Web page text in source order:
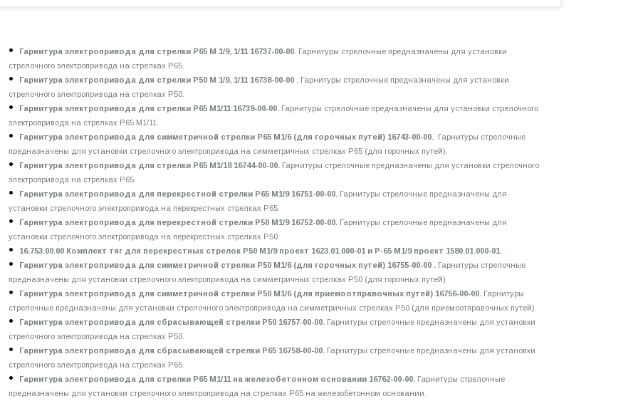
Гарнитура электропривода для стрелки Р65 М 1/9, 1/11 16737-00-00.
Гарнитуры стрелочные предназначены для установки
стрелочного электропривода на стрелках Р65.
Гарнитура электропривода для стрелки Р50 М 1/9, 1/11 16738-00-00 .
Гарнитуры стрелочные предназначены для установки
стрелочного электропривода на стрелках Р50.
Гарнитура электропривода для стрелки Р65 М1/11 16739-00-00.
Гарнитуры стрелочные предназначены для установки стрелочного
электропривода на стрелках Р65 М1/11.
Гарнитура электропривода для симметричной стрелки Р65 М1/6 (для горочных путей) 16743-00-00.
Гарнитуры стрелочные
предназначены для установки стрелочного электропривода на симметричных стрелках Р65 (для горочных путей).
Гарнитура электропривода для стрелки Р65 М1/18 16744-00-00.
Гарнитуры стрелочные предназначены для установки стрелочного
электропривода на стрелках Р65.
Гарнитура электропривода для перекрестной стрелки Р65 М1/9 16751-00-00.
Гарнитуры стрелочные предназначены для
установки стрелочного электропривода на перекрестных стрелках Р65.
Гарнитура электропривода для перекрестной стрелки Р50 М1/9 16752-00-00.
Гарнитуры стрелочные предназначены для
установки стрелочного электропривода на перекрестных стрелках Р50.
16.753.00.00 Комплект тяг для перекрестных стрелок Р50 М1/9 проект 1623.01.000-01 и Р-65 М1/9 проект 1580.01.000-01.
Гарнитура электропривода для симметричной стрелки Р50 М1/6 (для горочных путей) 16755-00-00 .
Гарнитуры стрелочные
предназначены для установки стрелочного электропривода на симметричных стрелках Р50 (для горочных путей).
Гарнитура электропривода для симметричной стрелки Р50 М1/6 (для приемоотправочных путей) 16756-00-00.
Гарнитуры
стрелочные предназначены для установки стрелочного электропривода на симметричных стрелках Р50 (для приемоотправочных путей).
Гарнитура электропривода для сбрасывающей стрелки Р50 16757-00-00.
Гарнитуры стрелочные предназначены для установки
стрелочного электропривода на стрелках Р50.
Гарнитура электропривода для сбрасывающей стрелки Р65 16758-00-00.
Гарнитуры стрелочные предназначены для установки
стрелочного электропривода на стрелках Р65.
Гарнитура электропривода для стрелки Р65 М1/11 на железобетонном основании 16762-00-00.
Гарнитуры стрелочные
предназначены для установки стрелочного электропривода на стрелках Р65 на железобетонном основании.